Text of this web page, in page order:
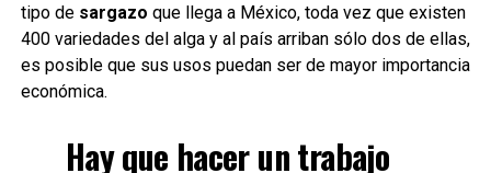
tipo desargazo que llega a México, toda vez que existen
400 variedades del alga y al país arriban sólo dos de ellas,
es posible que sus usos puedan ser de mayor importancia
económica.
Hay que hacer un trabajo